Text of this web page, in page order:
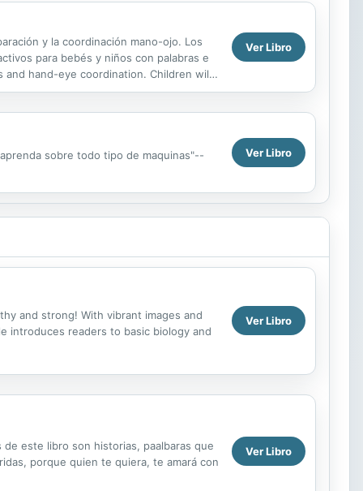
y la coordinación mano-ojo. Los
para bebés y niños con palabras e
and hand-eye coordination. Children will
Ver Libro
sobre todo tipo de maquinas"-- Ver Libro
and strong! With vibrant images and
introduces readers to basic biology and
Ver Libro
este libro son historias, paalbaras que
porque quien te quiera, te amará con
Ver Libro